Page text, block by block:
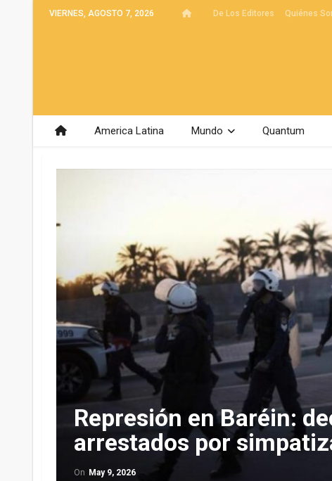
VIERNES, AGOSTO 7, 2026 De Los Editores Quiénes
America Latina Mundo Quantum
Represión en Baréin:
arrestados por
On May 9, 2026